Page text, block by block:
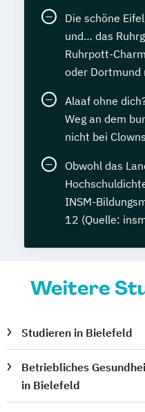
Die schöne
und… das
Ruhrpott-
oder Dortmund
Alaaf ohne
Weg an dem
nicht bei
Obwohl das
INSM-
12 (Quelle:
Weitere
Studieren in Bielefeld
Betriebliches
in Bielefeld